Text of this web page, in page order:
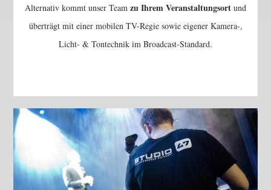
Alternativ kommt unser Team zu Ihrem Veranstaltungsort und
überträgt mit einer mobilen TV-Regie sowie eigener Kamera-,
Licht- & Tontechnik im Broadcast-Standard.